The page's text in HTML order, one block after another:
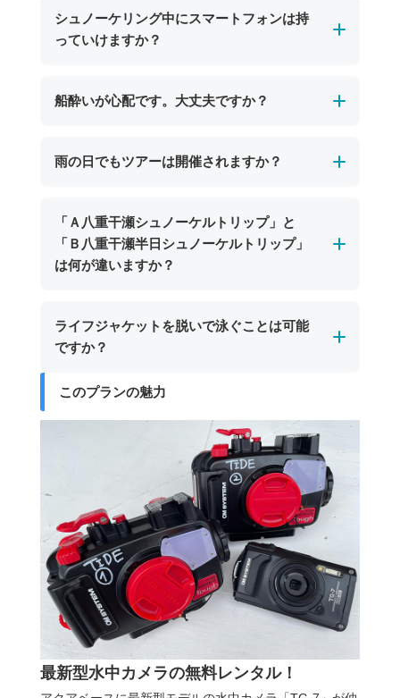
申し訳ございませんが、シュノーケルツアーは
安全管理上の観点から、現在は2名様以上でのご
をおかけいたしますが、何卒ご理解いただきま
シュノーケリング中にスマートフォンは持
っていけますか？
スマートフォンを持ち込む場合は、防水ケース
いかねますのでご注意ください。水中での写真
ているレンタルカメラ（期間限定で無料貸し出
し中）のご利用がおすすめです。当日スタッフ
にお声がけいただければ、その場でお貸し出し
船酔いが心配です。大丈夫ですか？
ポイントまでの乗船時間は比較的短く、船酔い
んど感じません。船酔いが心配な方は、事前に
酔い止め薬の服用や十分な睡眠を取ってご参加
いただくと、より快適に美しい海をご満喫いた
雨の日でもツアーは開催されますか？
海況に問題がなければ、雨の日でもツアーは基
本的に開催いたします。宮古島の海は雨天でも
透明度が高く、濁って視界が悪くなることはほ
楽しみいただけますのでご安心ください。
「Ａ八重干瀬シュノーケルトリップ」と
「Ｂ八重干瀬半日シュノーケルトリップ」
は何が違いますか？
所要時間及びご案内するポイント数が異なりま
す。
間3時間で2～3スポット
要時間4.5時間で3～4スポット
ライフジャケットを脱いで泳ぐことは可能
ですか？
安全管理上の観点から、ライフジャケットを外
してシュノーケリングにご参加いただくことは
できません。全てのお客様にライフジャケット
を着用いただいております。
このプランの魅力
最新型水中カメラの無料レンタル！